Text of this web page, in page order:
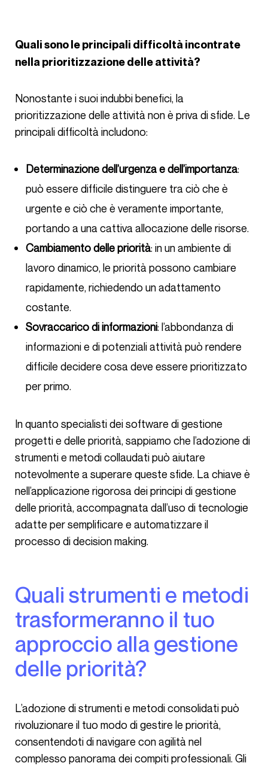
Quali sono le principali difficoltà incontrate
nella prioritizzazione delle attività?
Nonostante i suoi indubbi benefici, la
prioritizzazione delle attività non è priva di sfide. Le
principali difficoltà includono:
Determinazione dell’urgenza e dell’importanza:
può essere difficile distinguere tra ciò che è
urgente e ciò che è veramente importante,
portando a una cattiva allocazione delle risorse.
Cambiamento delle priorità: in un ambiente di
lavoro dinamico, le priorità possono cambiare
rapidamente, richiedendo un adattamento
costante.
Sovraccarico di informazioni: l’abbondanza di
informazioni e di potenziali attività può rendere
difficile decidere cosa deve essere prioritizzato
per primo.
In quanto specialisti dei software di gestione
progetti e delle priorità, sappiamo che l’adozione di
strumenti e metodi collaudati può aiutare
notevolmente a superare queste sfide. La chiave è
nell’applicazione rigorosa dei principi di gestione
delle priorità, accompagnata dall’uso di tecnologie
adatte per semplificare e automatizzare il
processo di decision making.
Quali strumenti e metodi
trasformeranno il tuo
approccio alla gestione
delle priorità?​
L’adozione di strumenti e metodi consolidati può
rivoluzionare il tuo modo di gestire le priorità,
consentendoti di navigare con agilità nel
complesso panorama dei compiti professionali. Gli